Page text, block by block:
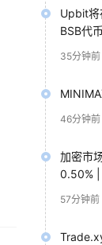
Upbit将
BSB代币
35分钟前
46分钟前
加密市
0.50%
57分钟前